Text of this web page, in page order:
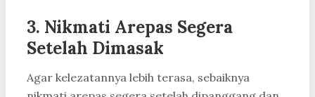
3. Nikmati Arepas Segera
Setelah Dimasak
Agar kelezatannya lebih terasa, sebaiknya